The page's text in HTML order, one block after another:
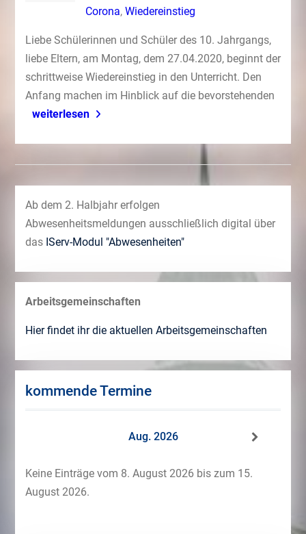
Corona, Wiedereinstieg
Liebe Schülerinnen und Schüler des 10. Jahrgangs,
liebe Eltern, am Montag, dem 27.04.2020, beginnt der
schrittweise Wiedereinstieg in den Unterricht. Den
Anfang machen im Hinblick auf die bevorstehenden
weiterlesen
Ab dem 2. Halbjahr erfolgen
Abwesenheitsmeldungen ausschließlich digital über
das IServ-Modul "Abwesenheiten"
Arbeitsgemeinschaften
Hier findet ihr die aktuellen Arbeitsgemeinschaften
kommende Termine
Aug. 2026
Keine Einträge vom 8. August 2026 bis zum 15.
August 2026.